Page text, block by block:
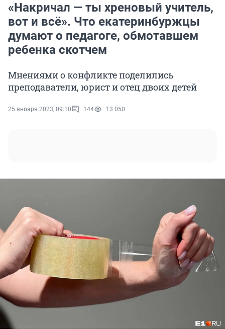
«Накричал — ты хреновый учитель,
вот и всё». Что екатеринбуржцы
думают о педагоге, обмотавшем
ребенка скотчем
Мнениями о конфликте поделились
преподаватели, юрист и отец двоих детей
25 января 2023, 09:10 144 13 050